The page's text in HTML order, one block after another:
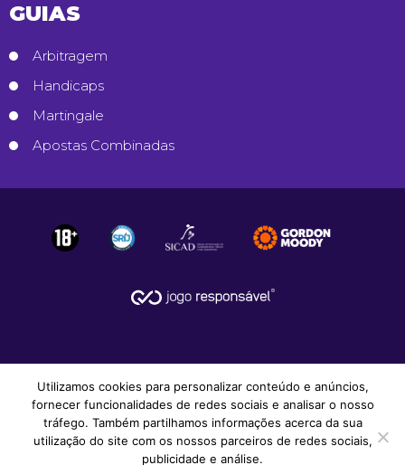
GUIAS
Arbitragem
Handicaps
Martingale
Apostas Combinadas
© 2008-2026Apostas Desportivas.
Utilizamos cookies para personalizar conteúdo e anúncios,
fornecer funcionalidades de redes sociais e analisar o nosso
tráfego. Também partilhamos informações acerca da sua
utilização do site com os nossos parceiros de redes sociais,
publicidade e análise.